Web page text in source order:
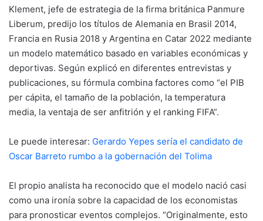
Klement, jefe de estrategia de la firma británica Panmure
Liberum, predijo los títulos de Alemania en Brasil 2014,
Francia en Rusia 2018 y Argentina en Catar 2022 mediante
un modelo matemático basado en variables económicas y
deportivas. Según explicó en diferentes entrevistas y
publicaciones, su fórmula combina factores como “el PIB
per cápita, el tamaño de la población, la temperatura
media, la ventaja de ser anfitrión y el ranking FIFA”.
Le puede interesar: Gerardo Yepes sería el candidato de
Oscar Barreto rumbo a la gobernación del Tolima
El propio analista ha reconocido que el modelo nació casi
como una ironía sobre la capacidad de los economistas
para pronosticar eventos complejos. “Originalmente, esto